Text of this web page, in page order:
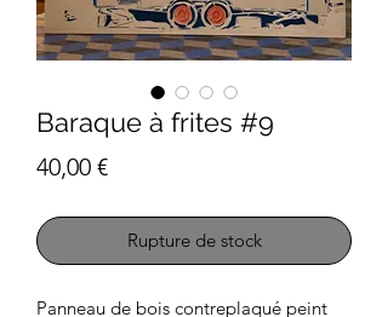
Baraque à frites #9
40,00 €Prix
Rupture de stock
Panneau de bois contreplaqué peint